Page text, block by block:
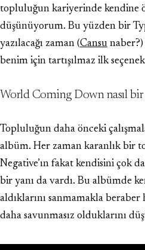
topluluğun kariyerinde kendine
düşünüyorum. Bu yüzden bir
yazılacağı zaman (Cansu
benim için tartışılmaz ilk
World Coming Down nasıl
Topluluğun daha önceki
albüm. Her zaman karanlık bir
Negative’ın fakat kendisini çok
bir yanı da vardı. Bu albümde
aldıklarını sanmamakla beraber
daha savunmasız olduklarını